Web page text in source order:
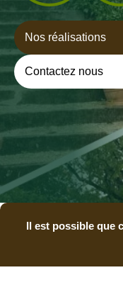
Nos réalisations
Contactez nous
Il est possible que